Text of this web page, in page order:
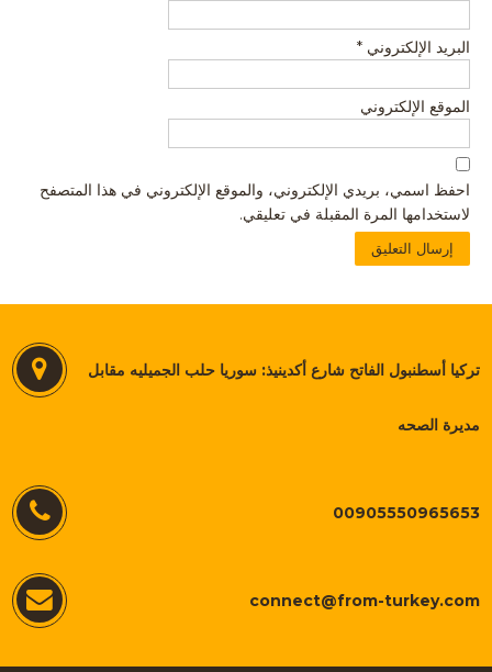
البريد الإلكتروني *
الموقع الإلكتروني
احفظ اسمي، بريدي الإلكتروني، والموقع الإلكتروني في هذا المتصفح
لاستخدامها المرة المقبلة في تعليقي.
تركيا أسطنبول الفاتح شارع أكدينيذ: سوريا حلب الجميليه مقابل
مديرة الصحه
00905550965653
connect@from-turkey.com